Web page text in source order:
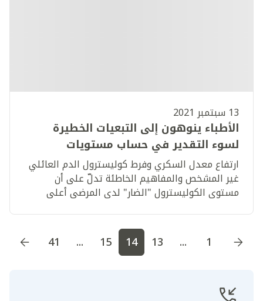
13 سبتمبر 2021
الأطباء ينوهون إلى التبعيات الخطيرة
لسوء التقدير في حساب مستويات
الكوليسترول "الطبيعية" لدى المرضى
الذين يعانون من مخاطر عالية من أمراض
القلب
ارتفاع معدل السكري وفرط كوليسترول الدم العائلي
غير المشخص والمفاهيم الخاطئة تدلّ على أن
مستوى الكوليسترول "الضار" لدى المرضى أعلى
القلبية في الدولة
اذهب إلى الصفحة 1اذهب إلى الصفحة اذهب إلى 1
...
13
14
15
...
41